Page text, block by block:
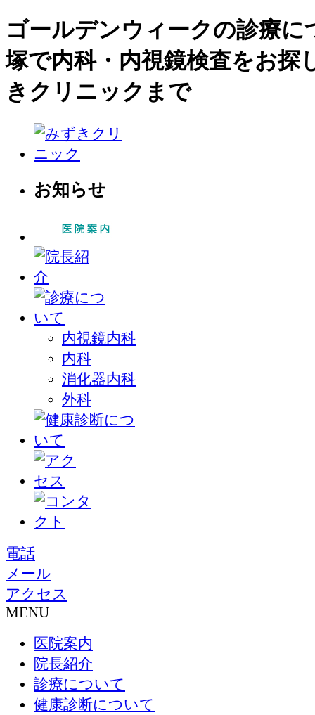
ゴールデンウィークの診療に
塚で内科・内視鏡検査をお探
きクリニックまで
お知らせ
内視鏡内科
内科
消化器内科
外科
電話
メール
アクセス
MENU
医院案内
院長紹介
診療について
健康診断について